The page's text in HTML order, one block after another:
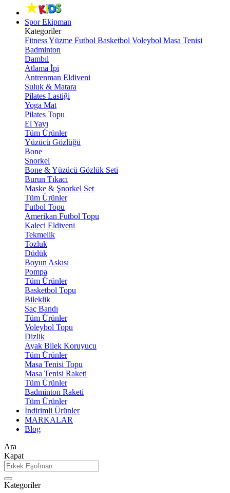
Spor Ekipman
Kategoriler
FitnessYüzme Futbol Basketbol Voleybol Masa Tenisi
Badminton
Dambıl
Atlama İpi
Antrenman Eldiveni
Suluk & Matara
Pilates Lastiği
Yoga Mat
Pilates Topu
El Yayı
Tüm Ürünler
Yüzücü Gözlüğü
Bone
Şnorkel
Bone & Yüzücü Gözlük Seti
Burun Tıkacı
Maske & Şnorkel Set
Tüm Ürünler
Futbol Topu
Amerikan Futbol Topu
Kaleci Eldiveni
Tekmelik
Tozluk
Düdük
Boyun Askısı
Pompa
Tüm Ürünler
Basketbol Topu
Bileklik
Saç Bandı
Tüm Ürünler
Voleybol Topu
Dizlik
Ayak Bilek Koruyucu
Tüm Ürünler
Masa Tenisi Topu
Masa Tenisi Raketi
Tüm Ürünler
Badminton Raketi
Tüm Ürünler
İndirimli Ürünler
MARKALAR
Blog
Ara
Kapat
Kategoriler